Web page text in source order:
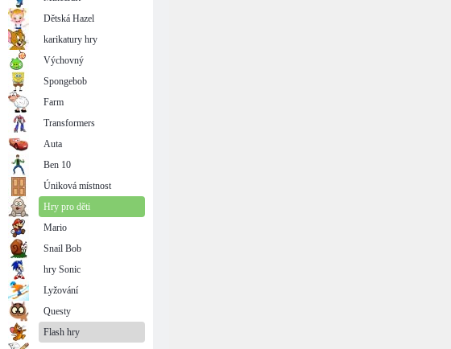
Dětská Hazel
karikatury hry
Výchovný
Spongebob
Farm
Transformers
Auta
Ben 10
Úniková místnost
Hry pro děti
Mario
Snail Bob
hry Sonic
Lyžování
Questy
Flash hry